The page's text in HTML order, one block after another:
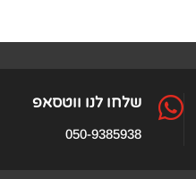
 שלחו לנו ווטסאפ
050-9385938